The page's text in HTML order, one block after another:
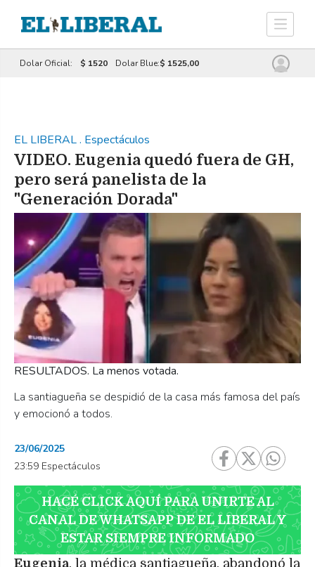
Dolar Oficial: $ 1520 Dolar Blue:$ 1525,00
EL LIBERAL. Espectáculos
VIDEO. Eugenia quedó fuera de GH,
pero será panelista de la
"Generación Dorada"
La santiagueña se despidió de la casa más famosa del país
y emocionó a todos.
RESULTADOS. La menos votada.
23/06/2025
23:59 Espectáculos
HACÉ CLICK AQUÍ PARA UNIRTE AL
CANAL DE WHATSAPP DE EL LIBERAL Y
ESTAR SIEMPRE INFORMADO
Eugenia, la médica santiagueña, abandonó la